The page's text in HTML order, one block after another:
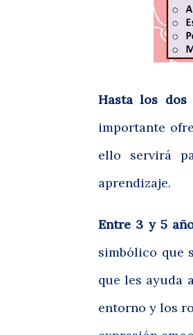
Hasta los dos
importante
ello servirá
aprendizaje.
Entre 3 y 5
simbólico que
que les ayuda
entorno y los